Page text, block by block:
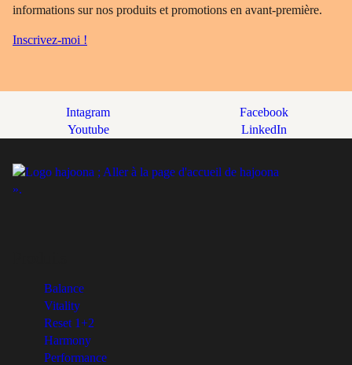
informations sur nos produits et promotions en avant-première.
Inscrivez-moi !
Intagram
Facebook
Youtube
LinkedIn
Balance
Vitality
Reset 1+2
Harmony
Performance